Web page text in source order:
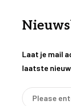
Laat je mail
laatste